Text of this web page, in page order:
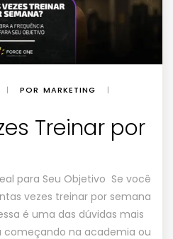
| POR MARKETING
|
Treinar por
para Seu Objetivo Se você
vezes treinar por semana
é uma das dúvidas mais
na academia ou